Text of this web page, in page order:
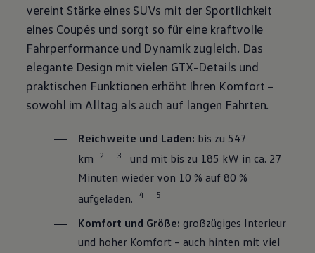
vereint Stärke eines SUVs mit der Sportlichkeit
eines Coupés und sorgt so für eine kraftvolle
Fahrperformance und Dynamik zugleich. Das
elegante Design mit vielen GTX-Details und
praktischen Funktionen erhöht Ihren Komfort –
sowohl im Alltag als auch auf langen Fahrten.
Reichweite und Laden: bis zu 547
km
2 3
und mit bis zu 185 kW in ca. 27
Minuten wieder von 10 % auf 80 %
aufgeladen.
4 5
Komfort und Größe: großzügiges Interieur
und hoher Komfort – auch hinten mit viel